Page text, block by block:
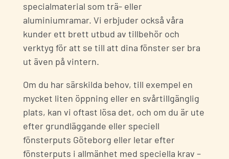
specialmaterial som trä- eller
aluminiumramar. Vi erbjuder också våra
kunder ett brett utbud av tillbehör och
verktyg för att se till att dina fönster ser bra
ut även på vintern.
Om du har särskilda behov, till exempel en
mycket liten öppning eller en svårtillgänglig
plats, kan vi oftast lösa det, och om du är ute
efter grundläggande eller speciell
fönsterputs Göteborg eller letar efter
fönsterputs i allmänhet med speciella krav –